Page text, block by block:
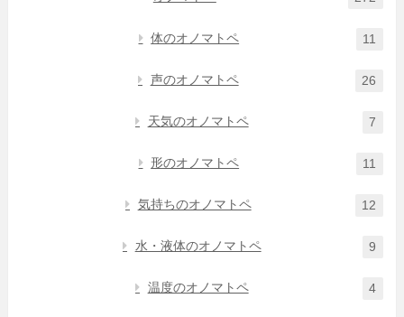
体のオノマトペ 11
声のオノマトペ 26
天気のオノマトペ 7
形のオノマトペ 11
気持ちのオノマトペ 12
水・液体のオノマトペ 9
温度のオノマトペ 4